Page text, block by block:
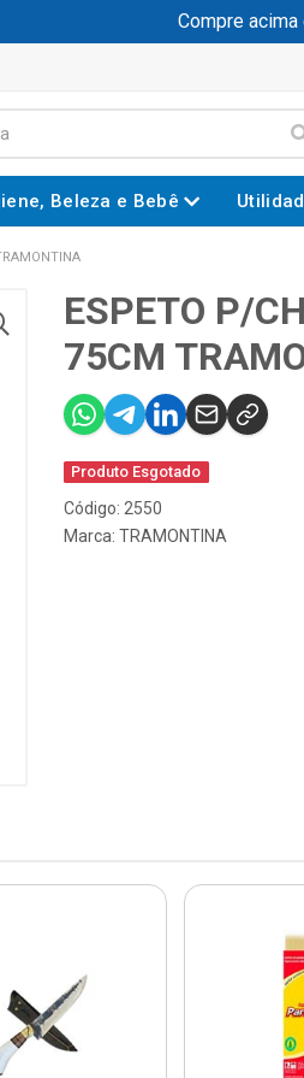
Compre acima
Beleza e Bebê
ESPETO P/
75CM
Produto Esgotado
Código: 2550
Marca: TRAMONTINA